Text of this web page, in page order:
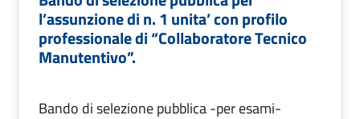
l’assunzione di n. 1 unita’ con profilo
professionale di “Collaboratore Tecnico
Manutentivo”.
Bando di selezione pubblica -per esami-